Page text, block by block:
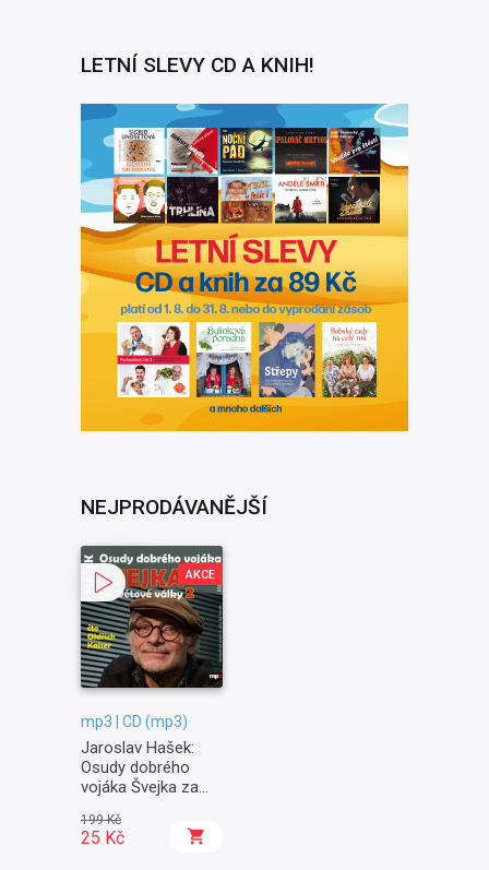
LETNÍ SLEVY CD A KNIH!
NEJPRODÁVANĚJŠÍ
AKCE
mp3 | CD (mp3)
Jaroslav Hašek:
Osudy dobrého
vojáka Švejka za
Na frontě
199 Kč
25 Kč